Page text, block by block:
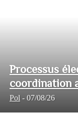
Processus
coordination
Pol - 07/08/26